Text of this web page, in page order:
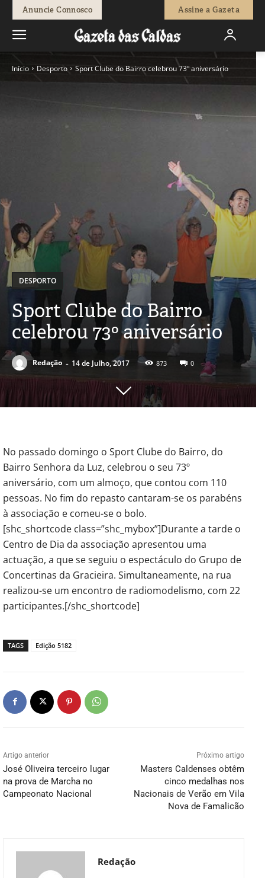
Anuncie Connosco Assine a Gazeta
Início Desporto Sport Clube do Bairro celebrou 73º aniversário
DESPORTO
Sport Clube do Bairro
celebrou 73º aniversário
Redação - 14 de Julho, 2017 873 0
No passado domingo o Sport Clube do Bairro, do
Bairro Senhora da Luz, celebrou o seu 73º
aniversário, com um almoço, que contou com 110
pessoas. No fim do repasto cantaram-se os parabéns
à associação e comeu-se o bolo.
[shc_shortcode class=”shc_mybox”]Durante a tarde o
Centro de Dia da associação apresentou uma
actuação, a que se seguiu o espectáculo do Grupo de
Concertinas da Gracieira. Simultaneamente, na rua
realizou-se um encontro de radiomodelismo, com 22
participantes.[/shc_shortcode]
TAGS Edição 5182
Artigo anterior
José Oliveira terceiro lugar
na prova de Marcha no
Campeonato Nacional
Próximo artigo
Masters Caldenses obtêm
cinco medalhas nos
Nacionais de Verão em Vila
Nova de Famalicão
Redação